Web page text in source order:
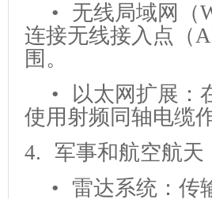
• 无线局域网（
连接无线接入点（
围。
• 以太网扩展：
使用射频同轴电缆
4. 军事和航空航天
• 雷达系统：传